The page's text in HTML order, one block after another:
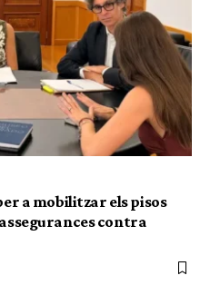
a mobilitzar els pisos
contra